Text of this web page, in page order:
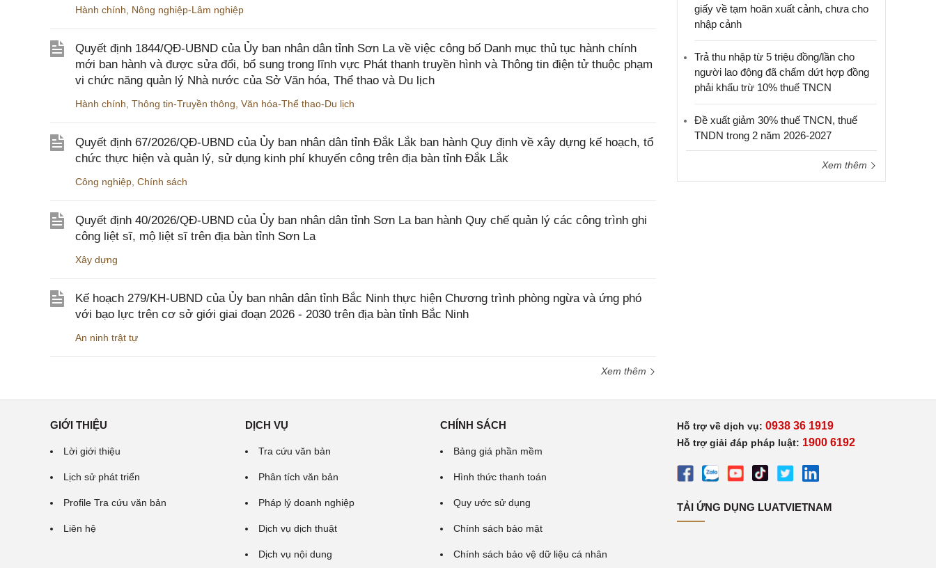
Hành chính Nông nghiệp-Lâm nghiệp
Quyết định 1844/QĐ-UBND của Ủy ban nhân dân tỉnh Sơn La về việc công bố Danh mục thủ tục hành chính
mới ban hành và được sửa đổi, bổ sung trong lĩnh vực Phát thanh truyền hình và Thông tin điện tử thuộc phạm
vi chức năng quản lý Nhà nước của Sở Văn hóa, Thể thao và Du lịch
Hành chính Thông tin-Truyền thông Văn hóa-Thể thao-Du lịch
Quyết định 67/2026/QĐ-UBND của Ủy ban nhân dân tỉnh Đắk Lắk ban hành Quy định về xây dựng kế hoạch, tổ
chức thực hiện và quản lý, sử dụng kinh phí khuyến công trên địa bàn tỉnh Đắk Lắk
Công nghiệp Chính sách
Quyết định 40/2026/QĐ-UBND của Ủy ban nhân dân tỉnh Sơn La ban hành Quy chế quản lý các công trình ghi
công liệt sĩ, mộ liệt sĩ trên địa bàn tỉnh Sơn La
Xây dựng
Kế hoạch 279/KH-UBND của Ủy ban nhân dân tỉnh Bắc Ninh thực hiện Chương trình phòng ngừa và ứng phó
với bạo lực trên cơ sở giới giai đoạn 2026 - 2030 trên địa bàn tỉnh Bắc Ninh
An ninh trật tự
Xem thêm
giấy về tạm hoãn xuất cảnh, chưa cho
nhập cảnh
Trả thu nhập từ 5 triệu đồng/lần cho
người lao động đã chấm dứt hợp đồng
phải khấu trừ 10% thuế TNCN
Đề xuất giảm 30% thuế TNCN, thuế
TNDN trong 2 năm 2026-2027
Xem thêm
GIỚI THIỆU
Lời giới thiệu
Lịch sử phát triển
Profile Tra cứu văn bản
Liên hệ
DỊCH VỤ
Tra cứu văn bản
Phân tích văn bản
Pháp lý doanh nghiệp
Dịch vụ dịch thuật
Dịch vụ nội dung
CHÍNH SÁCH
Bảng giá phần mềm
Hình thức thanh toán
Quy ước sử dụng
Chính sách bảo mật
Chính sách bảo vệ dữ liệu cá nhân
Hỗ trợ về dịch vụ: 0938 36 1919
Hỗ trợ giải đáp pháp luật: 1900 6192
TẢI ỨNG DỤNG LUATVIETNAM